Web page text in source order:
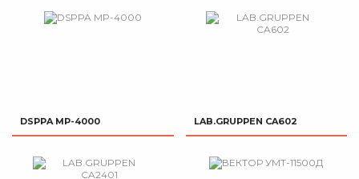
DSPPA MP-4000 LAB.GRUPPEN CA602